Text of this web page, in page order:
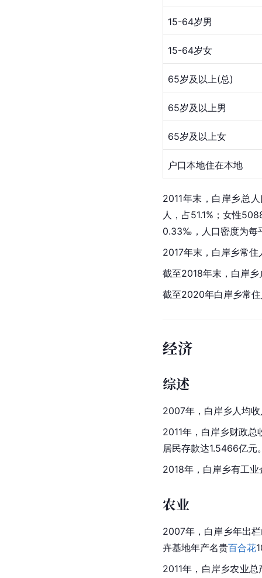
15-64岁男
15-64岁女
65岁及以上(总)
65岁及以上男
65岁及以上女
户口本地住在本地
2011年末，白岸乡总
人，占51.1%；女性
0.33‰，人口密度为每
2017年末，白岸乡常
截至2018年末，白岸乡
截至2020年白岸乡常
经济
综述
2007年，白岸乡人均
2011年，白岸乡财政
居民存款达1.5466亿
2018年，白岸乡有工
农业
2007年，白岸乡年出
卉基地年产名贵百合花
2011年，白岸乡农业